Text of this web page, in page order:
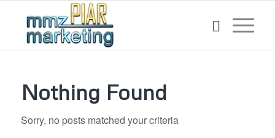
Nothing Found
Sorry, no posts matched your criteria